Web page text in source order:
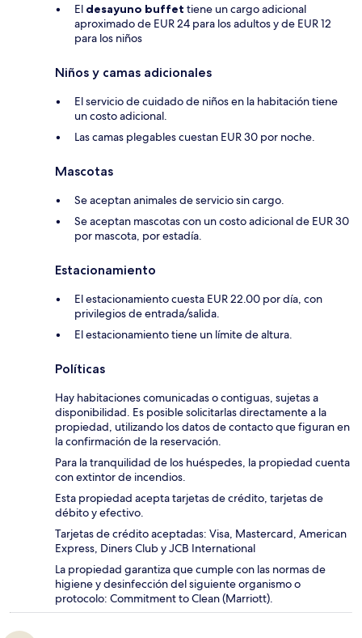
El desayuno buffet tiene un cargo adicional
aproximado de EUR 24 para los adultos y de EUR 12
para los niños
Niños y camas adicionales
El servicio de cuidado de niños en la habitación tiene
un costo adicional.
Las camas plegables cuestan EUR 30 por noche.
Mascotas
Se aceptan animales de servicio sin cargo.
Se aceptan mascotas con un costo adicional de EUR 30
por mascota, por estadía.
Estacionamiento
El estacionamiento cuesta EUR 22.00 por día, con
privilegios de entrada/salida.
El estacionamiento tiene un límite de altura.
Políticas
Hay habitaciones comunicadas o contiguas, sujetas a
disponibilidad. Es posible solicitarlas directamente a la
propiedad, utilizando los datos de contacto que figuran en
la confirmación de la reservación.
Para la tranquilidad de los huéspedes, la propiedad cuenta
con extintor de incendios.
Esta propiedad acepta tarjetas de crédito, tarjetas de
débito y efectivo.
Tarjetas de crédito aceptadas: Visa, Mastercard, American
Express, Diners Club y JCB International
La propiedad garantiza que cumple con las normas de
higiene y desinfección del siguiente organismo o
protocolo: Commitment to Clean (Marriott).